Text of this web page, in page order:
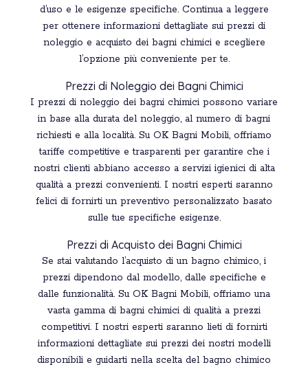
d’uso e le esigenze specifiche. Continua a leggere
per ottenere informazioni dettagliate sui prezzi di
noleggio e acquisto dei bagni chimici e scegliere
l’opzione più conveniente per te.
Prezzi di Noleggio dei Bagni Chimici
I prezzi di noleggio dei bagni chimici possono variare
in base alla durata del noleggio, al numero di bagni
richiesti e alla località. Su OK Bagni Mobili, offriamo
tariffe competitive e trasparenti per garantire che i
nostri clienti abbiano accesso a servizi igienici di alta
qualità a prezzi convenienti. I nostri esperti saranno
felici di fornirti un preventivo personalizzato basato
sulle tue specifiche esigenze.
Prezzi di Acquisto dei Bagni Chimici
Se stai valutando l’acquisto di un bagno chimico, i
prezzi dipendono dal modello, dalle specifiche e
dalle funzionalità. Su OK Bagni Mobili, offriamo una
vasta gamma di bagni chimici di qualità a prezzi
competitivi. I nostri esperti saranno lieti di fornirti
informazioni dettagliate sui prezzi dei nostri modelli
disponibili e guidarti nella scelta del bagno chimico